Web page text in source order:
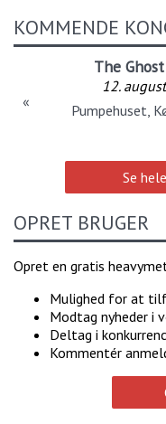
KOMMENDE
The
12.
Pumpehuset,
«
Se
OPRET BRUGER
Opret en gratis
Mulighed for at
Modtag nyheder i
Deltag i
Kommentér